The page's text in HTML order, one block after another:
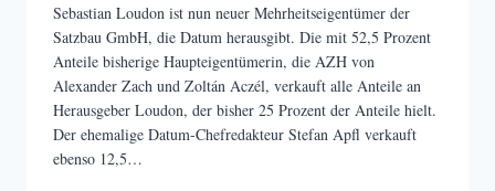
Sebastian Loudon ist nun neuer Mehrheitseigentümer der
Satzbau GmbH, die Datum herausgibt. Die mit 52,5 Prozent
Anteile bisherige Haupteigentümerin, die AZH von
Alexander Zach und Zoltán Aczél, verkauft alle Anteile an
Herausgeber Loudon, der bisher 25 Prozent der Anteile hielt.
Der ehemalige Datum-Chefredakteur Stefan Apfl verkauft
ebenso 12,5…